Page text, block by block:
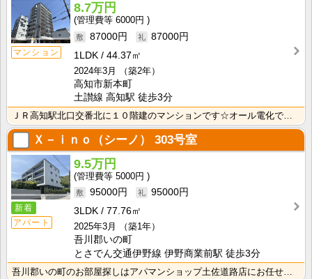
マンション
8.7万円
6000円
87000円
87000円
1LDK
44.37㎡
2024年3月
（築2年）
高知市新本町
土讃線 高知駅 徒歩3分
Ｘ－ｉｎｏ（シーノ） 303号室
新着
アパート
9.5万円
5000円
95000円
95000円
3LDK
77.76㎡
2025年3月
（築1年）
吾川郡いの町
とさでん交通伊野線 伊野商業前駅 徒歩3分